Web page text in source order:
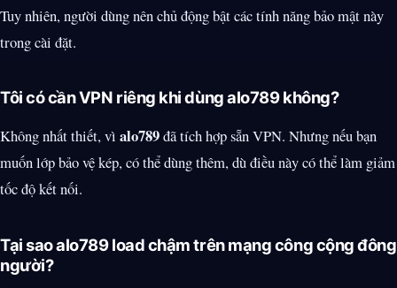
Tuy nhiên, người dùng nên chủ động bật các tính năng bảo mật này
trong cài đặt.
Tôi có cần VPN riêng khi dùng alo789 không?
Không nhất thiết, vì alo789đã tích hợp sẵn VPN. Nhưng nếu bạn
muốn lớp bảo vệ kép, có thể dùng thêm, dù điều này có thể làm giảm
tốc độ kết nối.
Tại sao alo789 load chậm trên mạng công cộng đông
người?